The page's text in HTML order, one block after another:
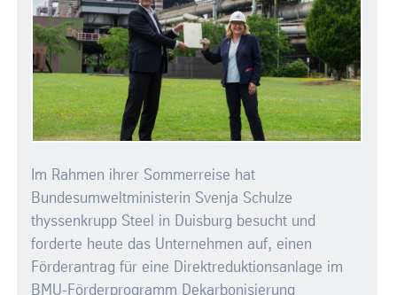
Im Rahmen ihrer Sommerreise hat
Bundesumweltministerin Svenja Schulze
thyssenkrupp Steel in Duisburg besucht und
forderte heute das Unternehmen auf, einen
Förderantrag für eine Direktreduktionsanlage im
BMU-Förderprogramm Dekarbonisierung